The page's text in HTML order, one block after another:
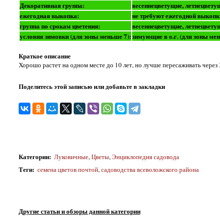
Декоративная группа:
весеннецветущие,
ежегодная выкопка:
не требуют ежегодной
группа по срокам цветения:
весеннецветущие,
условия зимовки (для зоны меньше 7):зимующие в о.г. (для зоны
Краткое описание
Хорошо растет на одном месте до 10 лет, но лучше пересаживать через
Поделитесь этой записью или добавьте в закладки
Категории: Луковичные,Цветы,Энциклопедия садовода
Теги: семена цветов почтой,садоводства всеволожского района
Другие статьи и обзоры данной категории